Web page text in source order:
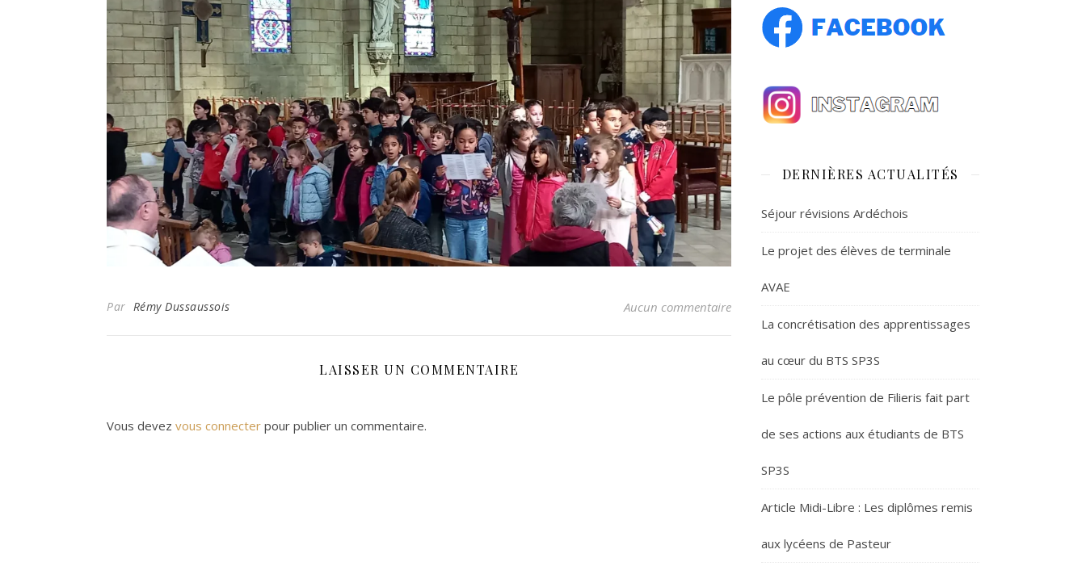
Par Rémy Dussaussois Aucun commentaire
LAISSER UN COMMENTAIRE
Vous devez vous connecter pour publier un commentaire.
DERNIÈRES ACTUALITÉS
Séjour révisions Ardéchois
Le projet des élèves de terminale
AVAE
La concrétisation des apprentissages
au cœur du BTS SP3S
Le pôle prévention de Filieris fait part
de ses actions aux étudiants de BTS
SP3S
Article Midi-Libre : Les diplômes remis
aux lycéens de Pasteur